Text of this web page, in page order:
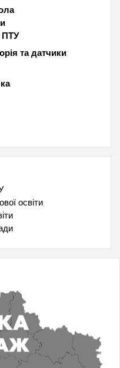
ПТУ
та датчики
освіти